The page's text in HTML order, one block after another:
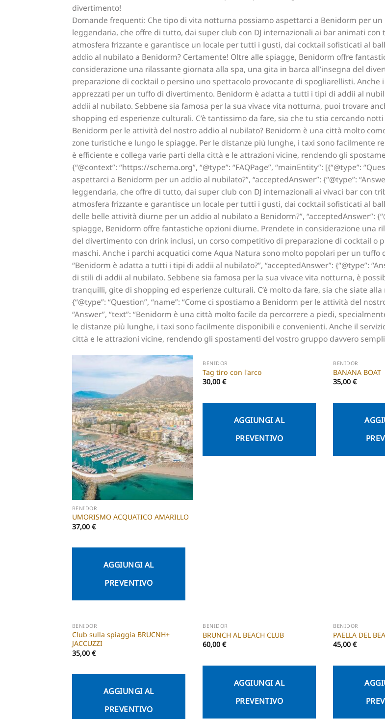
divertimento!
Domande frequenti: Che tipo di vita notturna possiamo aspettarci a Benidorm per
leggendaria, che offre di tutto, dai super club con DJ internazionali ai bar animati con
atmosfera frizzante e garantisce un locale per tutti i gusti, dai cocktail sofisticati al
addio al nubilato a Benidorm? Certamente! Oltre alle spiagge, Benidorm offre
considerazione una rilassante giornata alla spa, una gita in barca all’insegna del
preparazione di cocktail o persino uno spettacolo provocante di spogliarellisti.
apprezzati per un tuffo di divertimento. Benidorm è adatta a tutti i tipi di addii al
addii al nubilato. Sebbene sia famosa per la sua vivace vita notturna, puoi trovare
shopping ed esperienze culturali. C’è tantissimo da fare, sia che tu stia cercando
Benidorm per le attività del nostro addio al nubilato? Benidorm è una città molto
zone turistiche e lungo le spiagge. Per le distanze più lunghe, i taxi sono facilmente
è efficiente e collega varie parti della città e le attrazioni vicine, rendendo gli
{“@context”: “https://schema.org”, “@type”: “FAQPage”, “mainEntity”: [{“@type”:
aspettarci a Benidorm per un addio al nubilato?”, “acceptedAnswer”: {“@type”:
leggendaria, che offre di tutto, dai super club con DJ internazionali ai vivaci bar con
atmosfera frizzante e garantisce un locale per tutti i gusti, dai cocktail sofisticati al ballo
delle belle attività diurne per un addio al nubilato a Benidorm?”, “acceptedAnswer”:
spiagge, Benidorm offre fantastiche opzioni diurne. Prendete in considerazione una
del divertimento con drink inclusi, un corso competitivo di preparazione di cocktail o
maschi. Anche i parchi acquatici come Aqua Natura sono molto popolari per un tuffo
“Benidorm è adatta a tutti i tipi di addii al nubilato?”, “acceptedAnswer”: {“@type”:
di stili di addii al nubilato. Sebbene sia famosa per la sua vivace vita notturna, è
tranquilli, gite di shopping ed esperienze culturali. C’è molto da fare, sia che siate
{“@type”: “Question”, “name”: “Come ci spostiamo a Benidorm per le attività del
“Answer”, “text”: “Benidorm è una città molto facile da percorrere a piedi,
le distanze più lunghe, i taxi sono facilmente disponibili e convenienti. Anche il
città e le attrazioni vicine, rendendo gli spostamenti del vostro gruppo davvero
BENIDOR
UMORISMO ACQUATICO AMARILLO
37,00 €
AGGIUNGI AL
PREVENTIVO
BENIDOR
Tag tiro con l'arco
30,00€
AGGIUNGI AL
PREVENTIVO
BENIDOR
BANANA BOAT
35,00€
BENIDOR
Club sulla spiaggia BRUCNH+
JACCUZZI
35,00 €
AGGIUNGI AL
PREVENTIVO
BENIDOR
BRUNCH AL BEACH CLUB
60,00€
AGGIUNGI AL
PREVENTIVO
BENIDOR
PAELLA DEL
45,00€